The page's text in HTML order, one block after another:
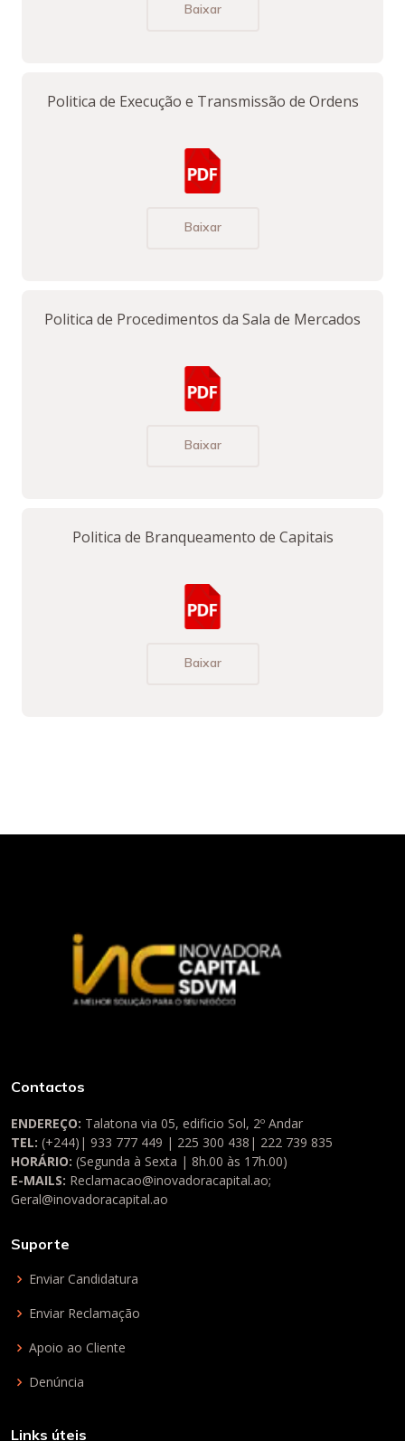
Baixar
Politica de Execução e Transmissão de Ordens
Baixar
Politica de Procedimentos da Sala de Mercados
Baixar
Politica de Branqueamento de Capitais
Baixar
Contactos
ENDEREÇO: Talatona via 05, edificio Sol, 2º Andar
TEL: (+244)| 933 777 449 | 225 300 438| 222 739 835
HORÁRIO: (Segunda à Sexta | 8h.00 às 17h.00)
E-MAILS: Reclamacao@inovadoracapital.ao;
Geral@inovadoracapital.ao
Suporte
Enviar Candidatura
Enviar Reclamação
Apoio ao Cliente
Denúncia
Links úteis